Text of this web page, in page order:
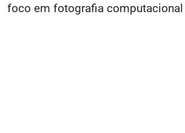
foco em fotografia computacional